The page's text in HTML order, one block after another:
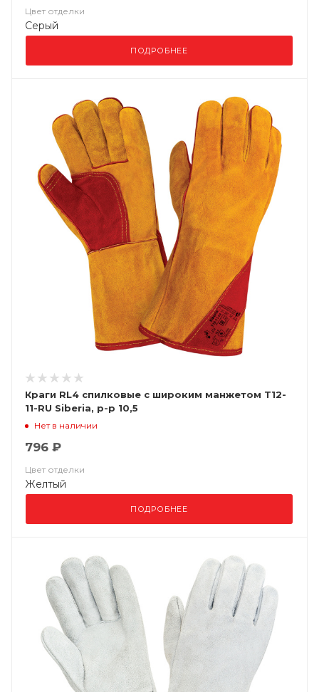
Цвет отделки
Серый
ПОДРОБНЕЕ
Краги RL4 спилковые с широким манжетом Т12-
11-RU Siberia, р-р 10,5
Нет в наличии
796 ₽
Цвет отделки
Желтый
ПОДРОБНЕЕ